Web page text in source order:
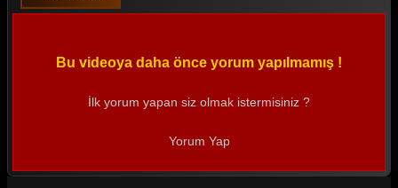
Bu videoya daha önce yorum yapılmamış !
İlk yorum yapan siz olmak istermisiniz ?
Yorum Yap